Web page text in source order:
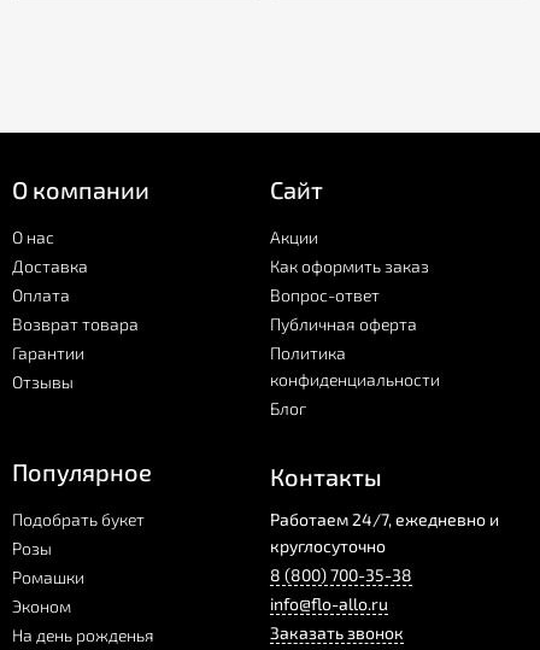
О компании
О нас
Доставка
Оплата
Возврат товара
Гарантии
Отзывы
Сайт
Акции
Как оформить заказ
Вопрос-ответ
Публичная оферта
Политика
конфиденциальности
Блог
Популярное
Подобрать букет
Розы
Ромашки
Эконом
На день рожденья
Контакты
Работаем 24/7, ежедневно и
круглосуточно
8 (800) 700-35-38
info@flo-allo.ru
Заказать звонок